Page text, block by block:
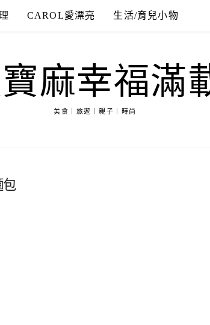
CAROL愛漂亮 生活/育兒小物
麻幸福滿
美食｜旅遊｜親子｜時尚
包